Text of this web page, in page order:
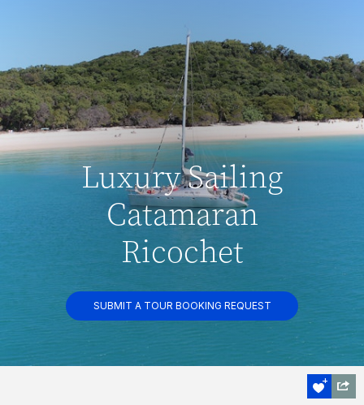
Luxury Sailing
Catamaran
Ricochet
SUBMIT A TOUR BOOKING REQUEST